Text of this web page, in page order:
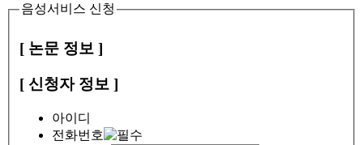
음성서비스 신청
[ 논문 정보 ]
[ 신청자 정보 ]
아이디
전화번호